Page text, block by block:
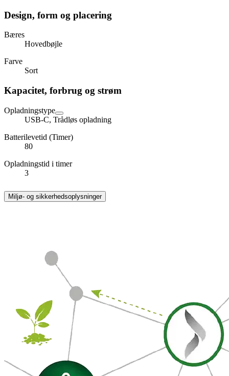
Design, form og placering
Bæres
Hovedbøjle
Farve
Sort
Kapacitet, forbrug og strøm
Opladningstype
USB-C, Trådløs opladning
Batterilevetid (Timer)
80
Opladningstid i timer
3
Miljø- og sikkerhedsoplysninger